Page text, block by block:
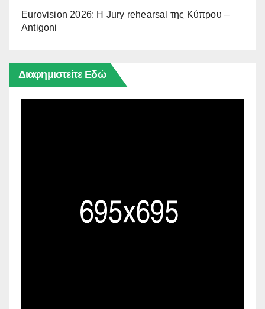
Eurovision 2026: Η Jury rehearsal της Κύπρου –
Antigoni
Διαφημιστείτε Εδώ